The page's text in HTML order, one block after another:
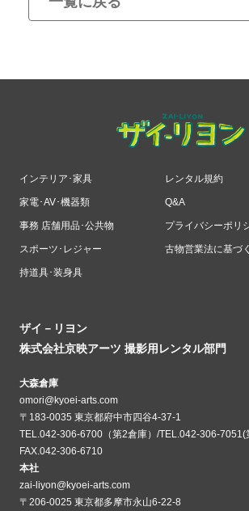
インテリア･家具
家電･AV･機器類
事務 店舗用品･公共物
スポーツ･レジャー
持道具･装身具
レンタル規約
Q&A
プライバシーポリ
古物営業法に基づ
ザイ－リヨン
株式会社京映アーツ 撮影用レンタル部門
大森倉庫
omori@kyoei-arts.com
〒183-0035 東京都府中市四谷4-37-1
TEL.042-306-6700（第2倉庫）/TEL.042-306-7051(
FAX.042-306-6710
本社
zai-liyon@kyoei-arts.com
〒206-0025 東京都多摩市永山6-22-8